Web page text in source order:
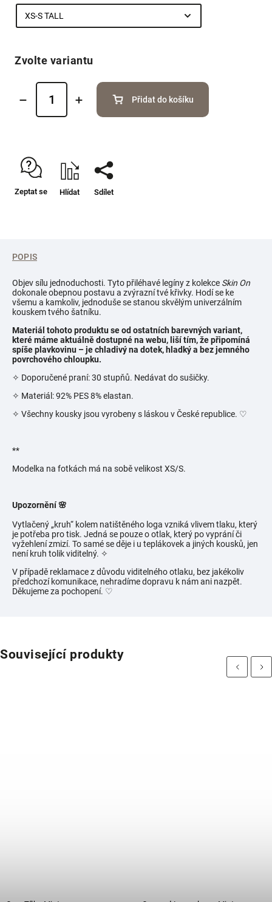
Zvolte variantu
Přidat do košíku
Zeptat se Hlídat Sdílet
POPIS
Objev sílu jednoduchosti. Tyto přiléhavé legíny z kolekce Skin On
dokonale obepnou postavu a zvýrazní tvé křivky. Hodí se ke
všemu a kamkoliv, jednoduše se stanou skvělým univerzálním
kouskem tvého šatníku.
Materiál tohoto produktu se od ostatních barevných variant,
které máme aktuálně dostupné na webu, liší tím, že připomíná
spíše plavkovinu – je chladivý na dotek, hladký a bez jemného
povrchového chloupku.
✧ Doporučené praní: 30 stupňů. Nedávat do sušičky.
✧ Materiál: 92% PES 8% elastan.
✧ Všechny kousky jsou vyrobeny s láskou v České republice. ♡
**
Modelka na fotkách má na sobě velikost XS/S.
Upozornění 🌸
Vytlačený „kruh“ kolem natištěného loga vzniká vlivem tlaku, který
je potřeba pro tisk. Jedná se pouze o otlak, který po vyprání či
vyžehlení zmizí. To samé se děje i u teplákovek a jiných kousků, jen
není kruh tolik viditelný. ✧
V případě reklamace z důvodu viditelného otlaku, bez jakékoliv
předchozí komunikace, nehradíme dopravu k nám ani nazpět.
Děkujeme za pochopení. ♡
Související produkty
Previous Next